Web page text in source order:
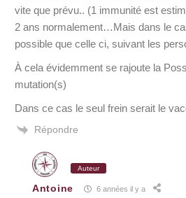
vite que prévu.. (1 immunité est
2 ans normalement…Mais dans le
possible que celle ci, suivant les
À cela évidemment se rajoute la
mutation(s)
Dans ce cas le seul frein serait le
Répondre
Auteur
Antoine 6 années il y a